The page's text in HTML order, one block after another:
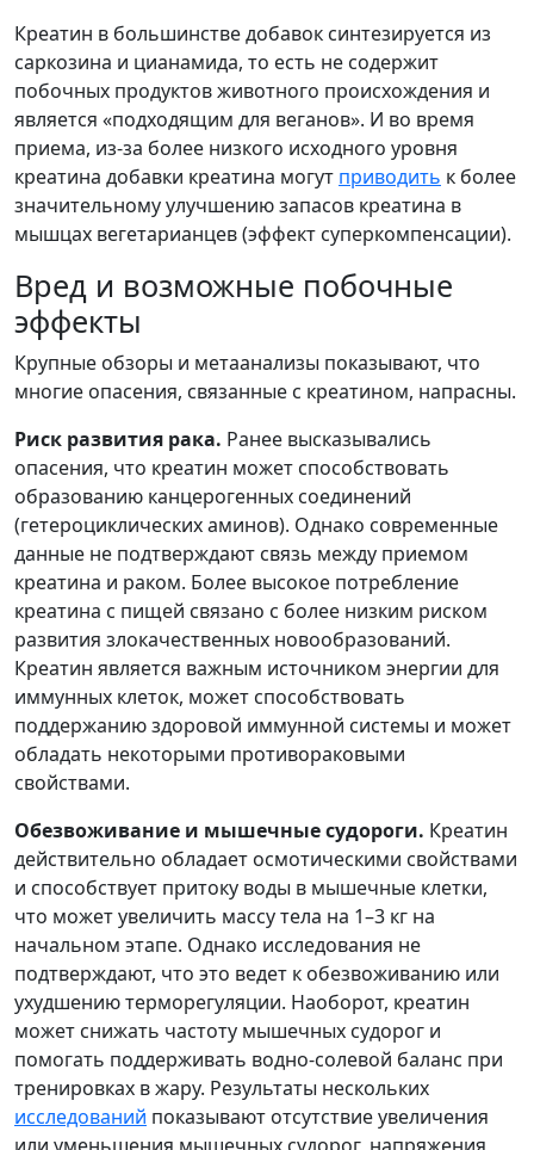
Креатин в большинстве добавок синтезируется из
саркозина и цианамида, то есть не содержит
побочных продуктов животного происхождения и
является «подходящим для веганов». И во время
приема, из-за более низкого исходного уровня
креатина добавки креатина могут приводить к более
значительному улучшению запасов креатина в
мышцах вегетарианцев (эффект суперкомпенсации).
Вред и возможные побочные
эффекты
Крупные обзоры и метаанализы показывают, что
многие опасения, связанные с креатином, напрасны.
Риск развития рака. Ранее высказывались
опасения, что креатин может способствовать
образованию канцерогенных соединений
(гетероциклических аминов). Однако современные
данные не подтверждают связь между приемом
креатина и раком. Более высокое потребление
креатина с пищей связано с более низким риском
развития злокачественных новообразований.
Креатин является важным источником энергии для
иммунных клеток, может способствовать
поддержанию здоровой иммунной системы и может
обладать некоторыми противораковыми
свойствами.
Обезвоживание и мышечные судороги. Креатин
действительно обладает осмотическими свойствами
и способствует притоку воды в мышечные клетки,
что может увеличить массу тела на 1–3 кг на
начальном этапе. Однако исследования не
подтверждают, что это ведет к обезвоживанию или
ухудшению терморегуляции. Наоборот, креатин
может снижать частоту мышечных судорог и
помогать поддерживать водно-солевой баланс при
тренировках в жару. Результаты нескольких
исследований показывают отсутствие увеличения